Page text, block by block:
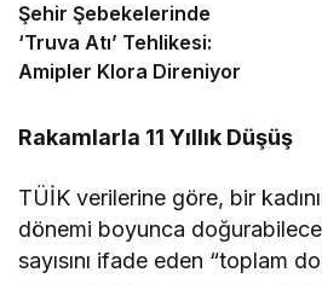
Şehir Şebekelerinde
‘Truva Atı’ Tehlikesi:
Amipler Klora Direniyor
Rakamlarla 11 Yıllık Düşüş
TÜİK verilerine göre, bir
dönemi boyunca
sayısını ifade eden “toplam